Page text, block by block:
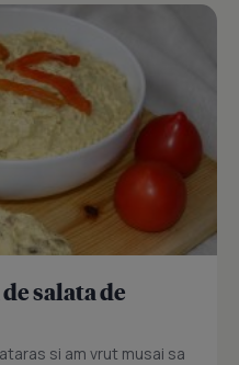
salata de
si am vrut musai sa